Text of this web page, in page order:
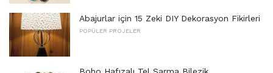
Abajurlar için 15 Zeki DIY Dekorasyon Fikirleri
POPÜLER PROJELER
Boho Hafızalı Tel Sarma Bilezik